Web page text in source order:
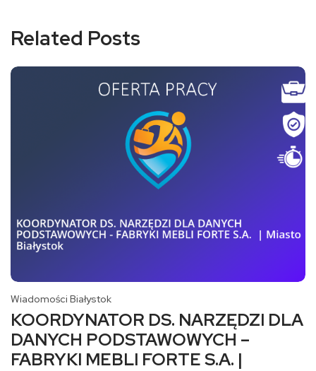
Related Posts
Wiadomości Białystok
KOORDYNATOR DS. NARZĘDZI DLA
DANYCH PODSTAWOWYCH –
FABRYKI MEBLI FORTE S.A. |